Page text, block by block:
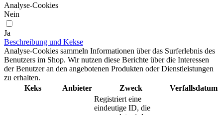
Analyse-Cookies
Nein
Ja
Beschreibung und Kekse
Analyse-Cookies sammeln Informationen über das Surferlebnis des
Benutzers im Shop. Wir nutzen diese Berichte über die Interessen
der Benutzer an den angebotenen Produkten oder Dienstleistungen
zu erhalten.
Keks
Anbieter Zweck Verfallsdatum
Registriert eine
eindeutige ID, die